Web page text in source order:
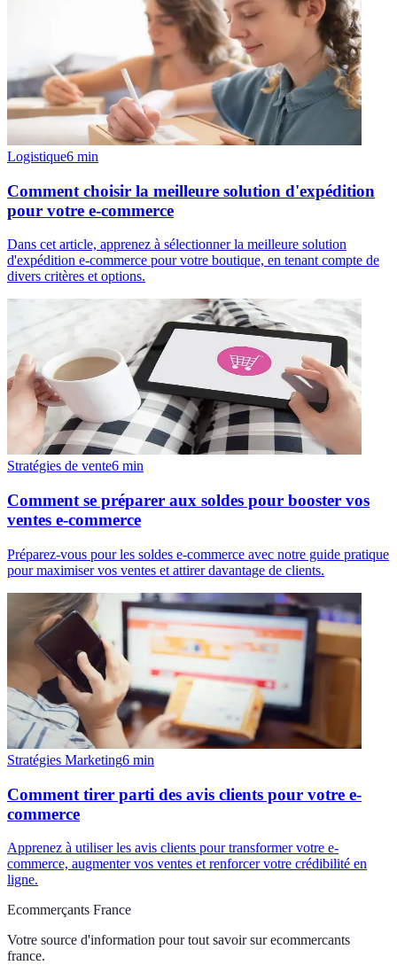
Logistique6 min
Comment choisir la meilleure solution d'expédition
pour votre e-commerce
Dans cet article, apprenez à sélectionner la meilleure solution
d'expédition e-commerce pour votre boutique, en tenant compte de
divers critères et options.
Stratégies de vente6 min
Comment se préparer aux soldes pour booster vos
ventes e-commerce
Préparez-vous pour les soldes e-commerce avec notre guide pratique
pour maximiser vos ventes et attirer davantage de clients.
Stratégies Marketing6 min
Comment tirer parti des avis clients pour votre e-
commerce
Apprenez à utiliser les avis clients pour transformer votre e-
commerce, augmenter vos ventes et renforcer votre crédibilité en
ligne.
Ecommerçants France
Votre source d'information pour tout savoir sur ecommercants
france.